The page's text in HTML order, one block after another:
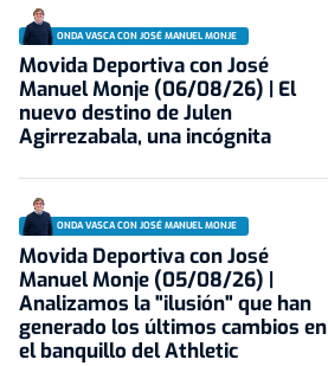
ONDA VASCA CON JOSÉ MANUEL MONJE
Movida Deportiva con José
Manuel Monje (06/08/26) | El
nuevo destino de Julen
Agirrezabala, una incógnita
ONDA VASCA CON JOSÉ MANUEL MONJE
Movida Deportiva con José
Manuel Monje (05/08/26) |
Analizamos la "ilusión" que han
generado los últimos cambios en
el banquillo del Athletic